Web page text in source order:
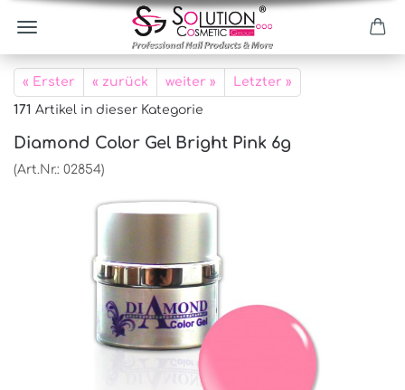
« Erster « zurück weiter » Letzter »
171 Artikel in dieser Kategorie
Diamond Color Gel Bright Pink 6g
(Art.Nr.: 02854)